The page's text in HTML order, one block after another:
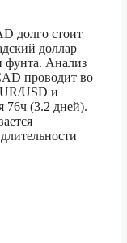
долго стоит
доллар
фунта. Анализ
проводит во
USD и
76ч (3.2 дней).